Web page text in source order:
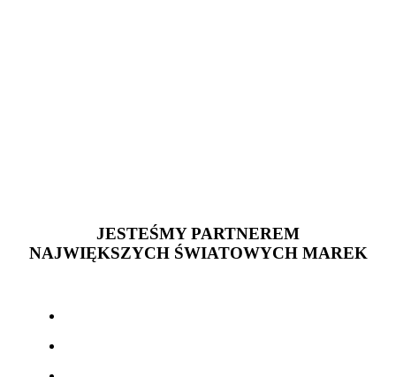
JESTEŚMY PARTNEREM
NAJWIĘKSZYCH ŚWIATOWYCH MAREK